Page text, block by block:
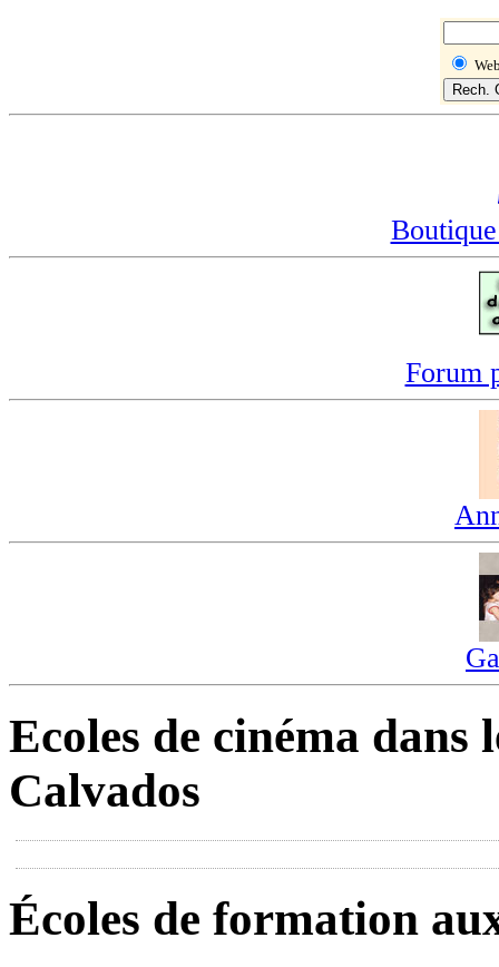
Forum
Ecoles de cinéma dans
Calvados
Écoles de formation